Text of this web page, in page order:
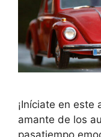
¡Iníciate en este
amante de los